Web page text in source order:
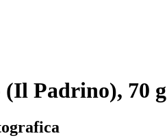
(Il Padrino), 70 g